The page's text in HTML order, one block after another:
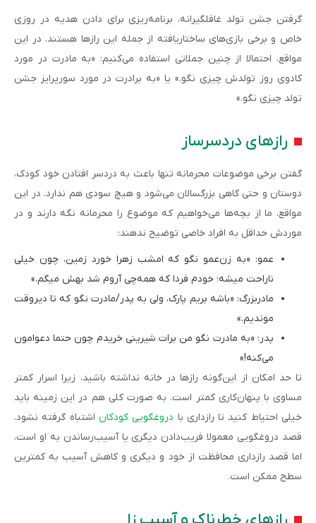
گرفتن جشن تولد غافلگیرانه، برنامه‌ریزی برای دادن هدیه در روزی
خاص و برخی بازی‌های ساختاریافته از جمله این رازها هستند. در این
مواقع، احتمالا از چنین جملاتی استفاده می‌کنیم: «به مادرت در مورد
کادوی روز تولدش چیزی نگو.» یا «به برادرت در مورد سورپرایز جشن
تولد چیزی نگو.»
رازهای دردسرساز
گفتن برخی موضوعات محرمانه تنها باعث به دردسر افتادن خود کودک،
دوستان و حتی گاهی بزرگسالان می‌شود و هیچ سودی هم ندارد. در این
مواقع، ما از بچه‌ها می‌خواهیم که موضوع را محرمانه نگه‌ دارند و در
موردش حداقل به افراد خاصی توضیح ندهند:
عمو: «به زن‌عمو نگو که امشب زهرا خورد زمین، چون خیلی
ناراحت میشه؛ خودم فردا که همه‌چی آروم شد بهش میگم.»
مادربزرگ: «باشه بریم پارک، ولی به پدر/مادرت نگو که تا دیروقت
موندیم.»
پدر: «به مادرت نگو من برات شیرینی خریدم چون حتما دعوامون
می‌کنه!»
تا حد امکان از این‌گونه رازها در خانه نداشته باشید، زیرا اسرار کمتر
مساوی با پنهان‌کاری کمتر است. به ‌صورت‌ کلی هم در این زمینه باید
خیلی احتیاط کنید تا رازداری با دروغگویی کودکان اشتباه گرفته نشود.
قصد دروغگویی معمولا فریب‌دادن دیگری یا آسیب‌رساندن به او است،
اما قصد رازداری محافظت از خود و دیگری و کاهش آسیب به کمترین
سطح ممکن است.